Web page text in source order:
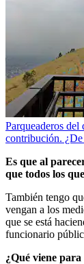
Parqueaderos
contribución. ¿De
Es que al
que todos los
También tengo
vengan a los
que se está
funcionario
¿Qué viene